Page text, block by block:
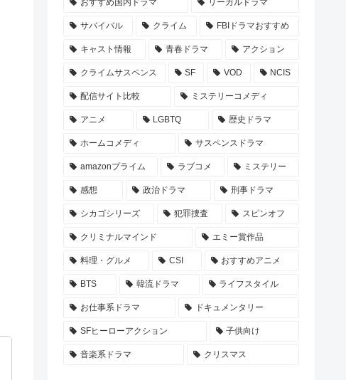
おすすめ国内ドラマ リーガルドラマ
サバイバル クライム FBIドラマおすすめ
キャスト情報 青春ドラマ アクション
クライムサスペンス SF VOD NCIS
配信サイト比較 ミステリーコメディ
アニメ LGBTQ 歴史ドラマ
ホームコメディ サスペンスドラマ
amazonプライム ラブコメ ミステリー
感想 政治ドラマ 刑事ドラマ
シカゴシリーズ 犯罪捜査 スピンオフ
クリミナルマインド エミー賞作品
料理・グルメ CSI おすすめアニメ
BTS 韓流ドラマ ライフスタイル
お仕事系ドラマ ドキュメンタリー
SFヒーローアクション 子供向け
音楽系ドラマ クリスマス